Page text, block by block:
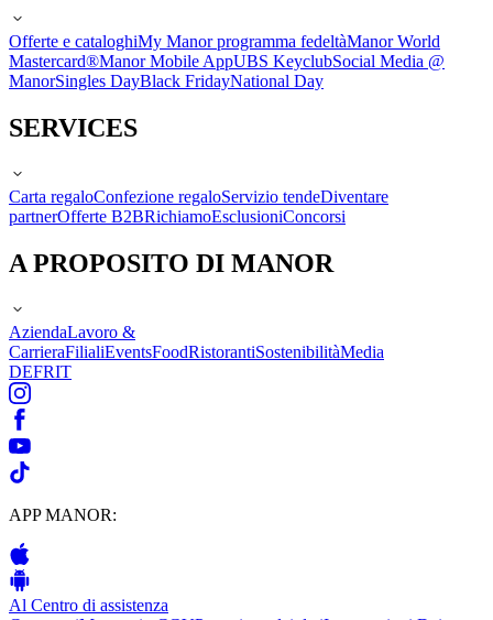
Offerte e cataloghiMy Manor programma fedeltàManor World
Mastercard®Manor Mobile AppUBS KeyclubSocial Media @
ManorSingles DayBlack FridayNational Day
SERVICES
Carta regaloConfezione regaloServizio tendeDiventare
partnerOfferte B2BRichiamoEsclusioniConcorsi
A PROPOSITO DI MANOR
AziendaLavoro &
CarrieraFilialiEventsFoodRistorantiSostenibilitàMedia
DEFRIT
APP MANOR:
Al Centro di assistenza